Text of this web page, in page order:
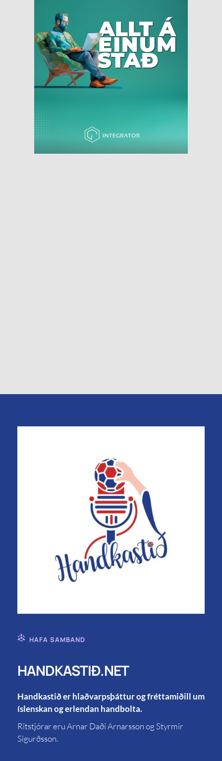
HAFA SAMBAND
HANDKASTIÐ.NET
Handkastið er hlaðvarpsþáttur og fréttamiðill um
íslenskan og erlendan handbolta.
Ritstjórar eru Arnar Daði Arnarsson og Styrmir
Sigurðsson.